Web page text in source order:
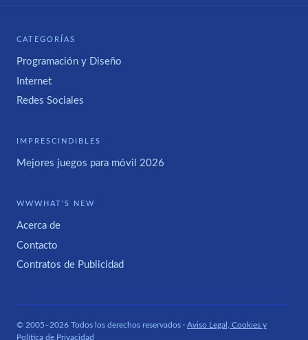
CATEGORÍAS
Programación y Diseño
Internet
Redes Sociales
IMPRESCINDIBLES
Mejores juegos para móvil 2026
WWWHAT'S NEW
Acerca de
Contacto
Contratos de Publicidad
© 2005–2026 Todos los derechos reservados · Aviso Legal, Cookies y
Política de Privacidad